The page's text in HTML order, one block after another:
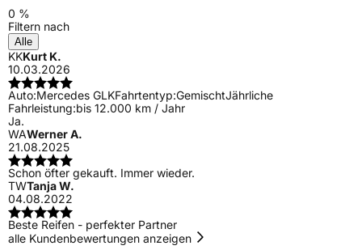
0 %
Filtern nach
Alle
KKKurt K.
10.03.2026
Auto:Mercedes GLKFahrtentyp:GemischtJährliche
Fahrleistung:bis 12.000 km / Jahr
Ja.
WAWerner A.
21.08.2025
Schon öfter gekauft. Immer wieder.
TWTanja W.
04.08.2022
Beste Reifen - perfekter Partner
alle Kundenbewertungen anzeigen